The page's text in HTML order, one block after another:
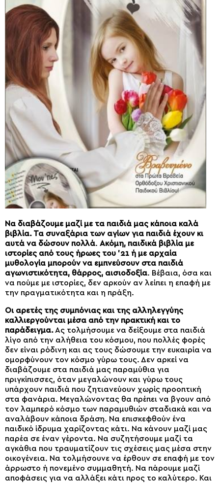
Να διαβάζουμε μαζί με τα παιδιά μας κάποια καλά
βιβλία. Τα συναξάρια των αγίων για παιδιά έχουν κι
αυτά να δώσουν πολλά. Ακόμη, παιδικά βιβλία με
ιστορίες από τους ήρωες του ’21 ή με αρχαία
μυθολογία μπορούν να εμπνεύσουν στα παιδιά
αγωνιστικότητα, θάρρος, αισιοδοξία. Βέβαια, όσα και
να πούμε με ιστορίες, δεν αρκούν αν λείπει η επαφή με
την πραγματικότητα και η πράξη.
Οι αρετές της συμπόνιας και της αλληλεγγύης
καλλιεργούνται μέσα από την πρακτική και το
παράδειγμα. Ας τολμήσουμε να δείξουμε στα παιδιά
λίγο από την αλήθεια του κόσμου, που πολλές φορές
δεν είναι ρόδινη και ας τους δώσουμε την ευκαιρία να
ομορφύνουν τον κόσμο γύρω τους. Δεν αρκεί να
διαβάζουμε στα παιδιά μας παραμύθια για
πριγκίπισσες, όταν μεγαλώνουν και γύρω τους
υπάρχουν παιδιά που ζητιανεύουν χωρίς προοπτική
στα φανάρια. Μεγαλώνοντας θα πρέπει να βγουν από
τον λαμπερό κόσμο των παραμυθιών σταδιακά και να
αναλάβουν κάποια δράση. Να επισκεφθούν ένα
παιδικό ίδρυμα χαρίζοντας κάτι. Να κάνουν μαζί μας
παρέα σε έναν γέροντα. Να συζητήσουμε μαζί τα
αγκάθια που τραυματίζουν τις σχέσεις μας μέσα στην
οικογένεια. Να τολμήσουνε να έρθουν σε επαφή με τον
άρρωστο ή πονεμένο συμμαθητή. Να πάρουμε μαζί
αποφάσεις για να αλλάξει κάτι προς το καλύτερο. Και